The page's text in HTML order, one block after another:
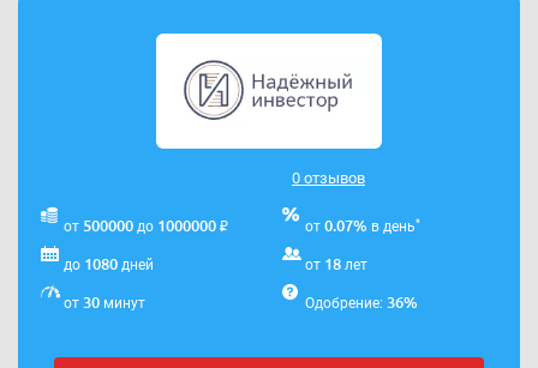
0 отзывов
от 500000 до 1000000 ₽ от 0.07% в день*
до 1080 дней от 18 лет
от 30 минут Одобрение: 36%